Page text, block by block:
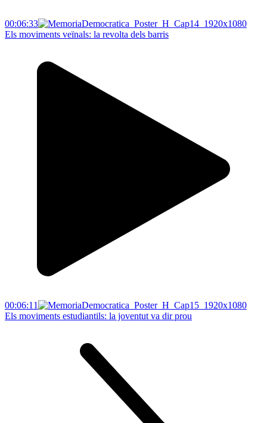
00:06:33
Els moviments veïnals: la revolta dels barris
00:06:11
Els moviments estudiantils: la joventut va dir prou